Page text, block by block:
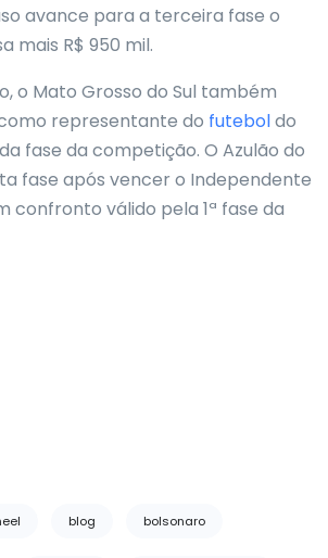
avance para a terceira fase o
mais R$ 950 mil.
o Mato Grosso do Sul também
representante do futeboldo
fase da competição. O Azulão do
fase após vencer o Independente
confronto válido pela 1ª fase da
blog bolsonaro